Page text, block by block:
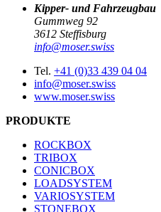
Kipper- und Fahrzeugbau
Gummweg 92
3612 Steffisburg
info@moser.swiss
Tel. +41 (0)33 439 04 04
info@moser.swiss
www.moser.swiss
PRODUKTE
ROCKBOX
TRIBOX
CONICBOX
LOADSYSTEM
VARIOSYSTEM
STONEBOX